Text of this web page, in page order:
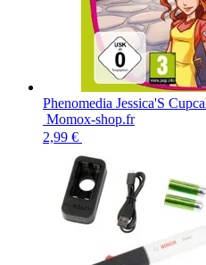
Phenomedia Jessica'S
Momox-shop.fr
2,99 €